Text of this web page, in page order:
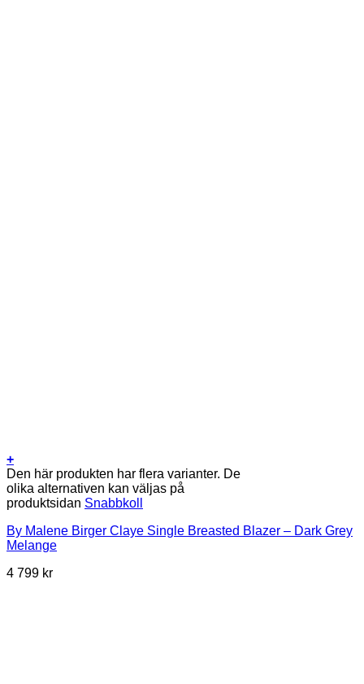
+
Den här produkten har flera varianter. De
olika alternativen kan väljas på
produktsidan Snabbkoll
By Malene Birger Claye Single Breasted Blazer – Dark Grey
Melange
4 799 kr